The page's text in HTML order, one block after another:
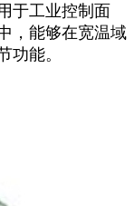
于工业控制面
，能够在宽温域
功能。